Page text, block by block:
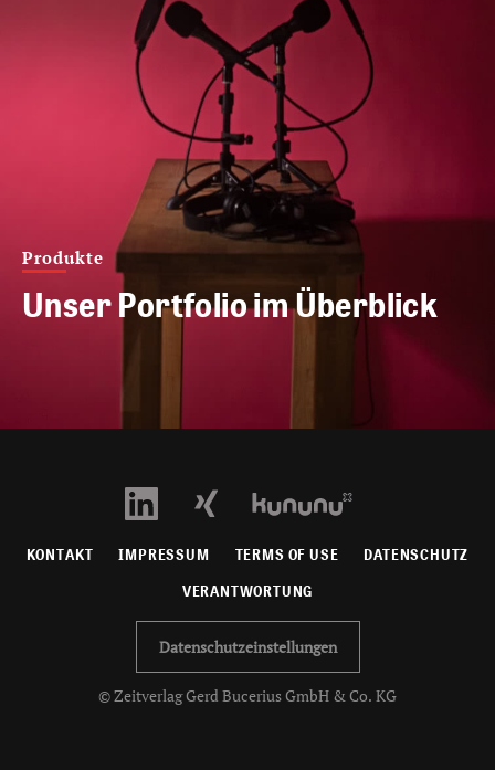
Produkte
Unser Portfolio im Überblick
KONTAKT IMPRESSUM TERMS OF USE DATENSCHUTZ
VERANTWORTUNG
Datenschutzeinstellungen
© Zeitverlag Gerd Bucerius GmbH & Co. KG